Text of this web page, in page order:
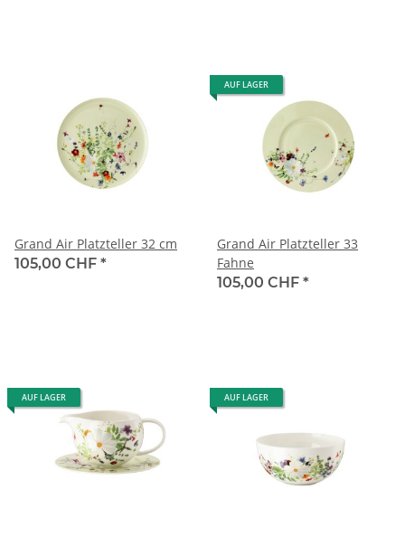
Grand Air Platzteller 32 cm
105,00 CHF *
AUF LAGER
Grand Air Platzteller 33
Fahne
105,00 CHF *
AUF LAGER AUF LAGER